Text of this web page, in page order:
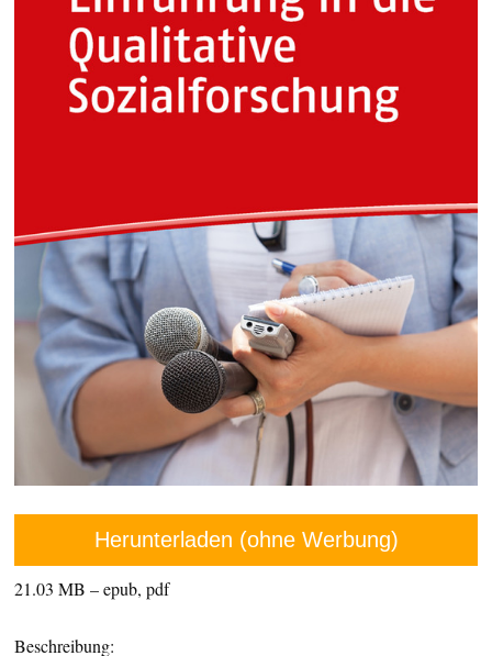
Herunterladen (ohne Werbung)
21.03 MB – epub, pdf
Beschreibung: